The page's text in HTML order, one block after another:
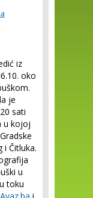
iz
oko
je
sati
u kojoj
i Čitluka.
u
toku